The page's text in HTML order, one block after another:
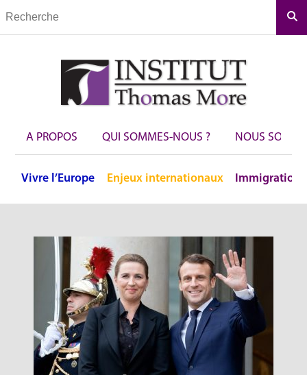
A PROPOS QUI SOMMES-NOUS ? NOUS
Vivre l’Europe Enjeux internationaux Immigration